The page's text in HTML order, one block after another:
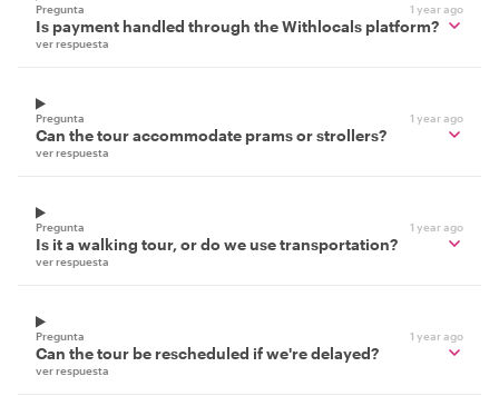
Pregunta 1 year ago
Is payment handled through the Withlocals platform?
ver respuesta
Pregunta 1 year ago
Can the tour accommodate prams or strollers?
ver respuesta
Pregunta 1 year ago
Is it a walking tour, or do we use transportation?
ver respuesta
Pregunta 1 year ago
Can the tour be rescheduled if we're delayed?
ver respuesta